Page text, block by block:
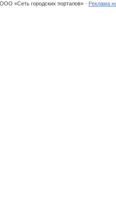
«Сеть городских порталов» · Реклама